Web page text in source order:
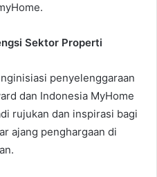
Sektor Properti
penyelenggaraan
dan Indonesia MyHome
rujukan dan inspirasi bagi
ajang penghargaan di